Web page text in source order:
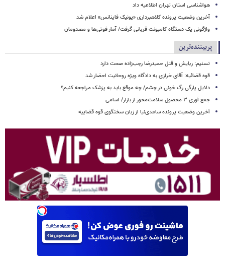
هواشناسی استان تهران اطلاعیه داد
آخرین وضعیت پرونده کلاهبرداری «یونیک فاینانس» اعلام شد
واژگونی یک دستگاه کامیونت قربانی گرفت/ آمار فوتی‌ها و مصدومان
پربیننده‌ترین
تسنیم: ربایش و قتل حمیدرضا رجب‌زاده صحت دارد
قوه قضائیه: آقای خرازی به دادگاه ویژه روحانیت احضار شد
دلایل پارگی رگ خونی در چشم/ چه موقع باید به پزشک مراجعه کنیم؟
جمع آوری ۳ محصول سلامت‌محور از بازار/ اسامی
آخرین وضعیت پرونده ساعدی‌نیا از زبان سخنگوی قوه قضاییه